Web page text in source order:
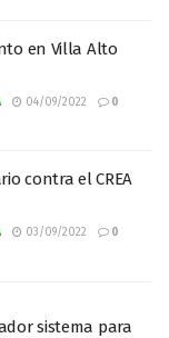
en Villa Alto
04/09/2022 0
contra el CREA
03/09/2022 0
sistema para